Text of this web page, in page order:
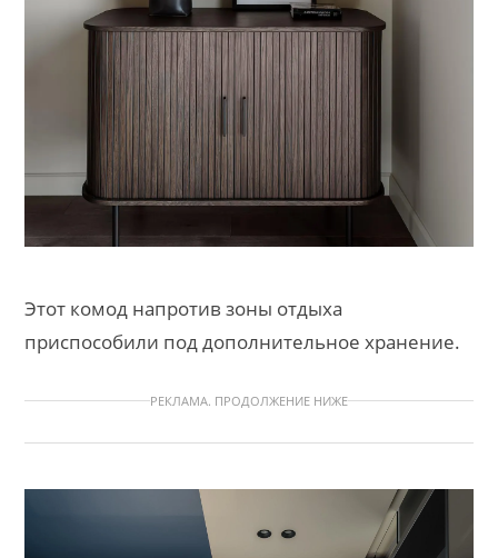
Этот комод напротив зоны отдыха
приспособили под дополнительное хранение.
РЕКЛАМА. ПРОДОЛЖЕНИЕ НИЖЕ